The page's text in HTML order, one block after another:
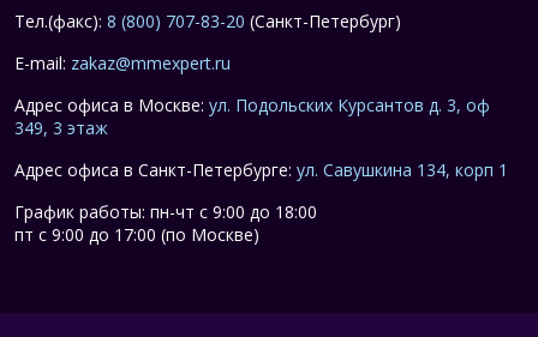
Тел.(факс): 8 (800) 707-83-20 (Санкт-Петербург)
E-mail: zakaz@mmexpert.ru
Адрес офиса в Москве: ул. Подольских Курсантов д. 3, оф
349, 3 этаж
Адрес офиса в Санкт-Петербурге: ул. Савушкина 134, корп 1
График работы: пн-чт с 9:00 до 18:00
пт с 9:00 до 17:00 (по Москве)